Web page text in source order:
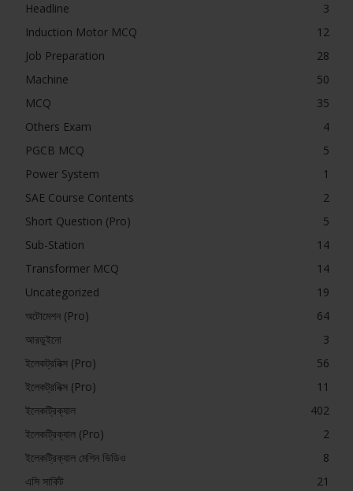
Headline
3
Induction Motor MCQ
12
Job Preparation
28
Machine
50
MCQ
35
Others Exam
4
PGCB MCQ
5
Power System
1
SAE Course Contents
2
Short Question (Pro)
5
Sub-Station
14
Transformer MCQ
14
Uncategorized
19
অটোমেশন (Pro)
64
আরডুইনো
3
ইলেকট্রনিক্স (Pro)
56
ইলেকট্রনিক্স (Pro)
11
ইলেকট্রিক্যাল
402
ইলেকট্রিক্যাল (Pro)
2
ইলেকট্রিক্যাল মেশিন ভিডিও
8
এসি সার্কিট
21